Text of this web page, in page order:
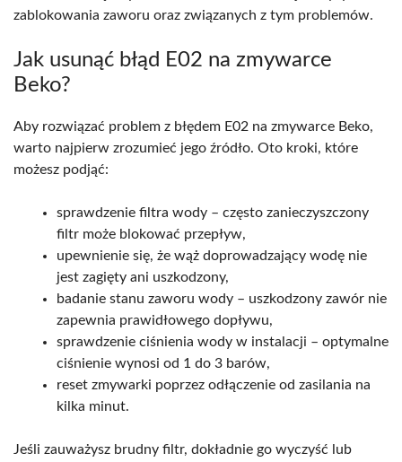
zablokowania zaworu oraz związanych z tym problemów.
Jak usunąć błąd E02 na zmywarce
Beko?
Aby rozwiązać problem z błędem E02 na zmywarce Beko,
warto najpierw zrozumieć jego źródło. Oto kroki, które
możesz podjąć:
sprawdzenie filtra wody – często zanieczyszczony
filtr może blokować przepływ,
upewnienie się, że wąż doprowadzający wodę nie
jest zagięty ani uszkodzony,
badanie stanu zaworu wody – uszkodzony zawór nie
zapewnia prawidłowego dopływu,
sprawdzenie ciśnienia wody w instalacji – optymalne
ciśnienie wynosi od 1 do 3 barów,
reset zmywarki poprzez odłączenie od zasilania na
kilka minut.
Jeśli zauważysz brudny filtr, dokładnie go wyczyść lub